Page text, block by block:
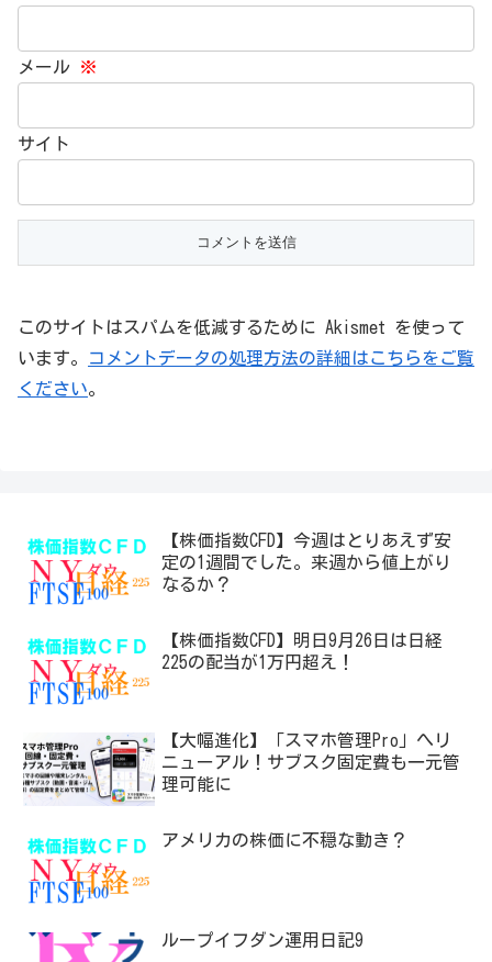
メール ※
サイト
このサイトはスパムを低減するために Akismet を使って
います。
コメントデータの処理方法の詳細はこちらをご覧
ください。
【株価指数CFD】今週はとりあえず安
定の1週間でした。来週から値上がり
なるか？
【株価指数CFD】明日9月26日は日経
225の配当が1万円超え！
【大幅進化】「スマホ管理Pro」へリ
ニューアル！サブスク固定費も一元管
理可能に
アメリカの株価に不穏な動き？
ループイフダン運用日記9